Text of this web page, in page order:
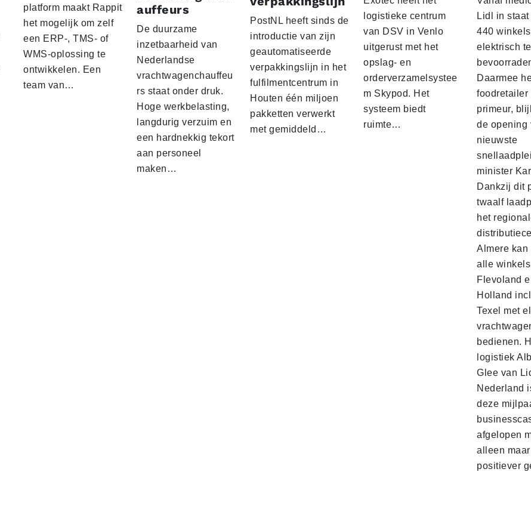
platform maakt Rappit
het mogelijk om zelf
een ERP-, TMS- of
WMS-oplossing te
ontwikkelen. Een
team van…
auffeurs
De duurzame
inzetbaarheid van
Nederlandse
vrachtwagenchauffeu
rs staat onder druk.
Hoge werkbelasting,
langdurig verzuim en
een hardnekkig tekort
aan personeel
maken…
PostNL heeft sinds de
introductie van zijn
geautomatiseerde
verpakkingslijn in het
fulfilmentcentrum in
Houten één miljoen
pakketten verwerkt
met gemiddeld…
logistieke centrum
van DSV in Venlo
uitgerust met het
opslag- en
orderverzamelsystee
m Skypod. Het
systeem biedt
ruimte…
Lidl in
440 winkels
elektrisch te
Daarmee
foodretailer
primeur,
de opening
nieuwste
minister
Dankzij dit
twaalf
het
Almere
alle
Flevoland
Holland
Texel met
bedienen.
logistiek
Glee van
Nederland
deze
afgelopen
alleen maar
positiever